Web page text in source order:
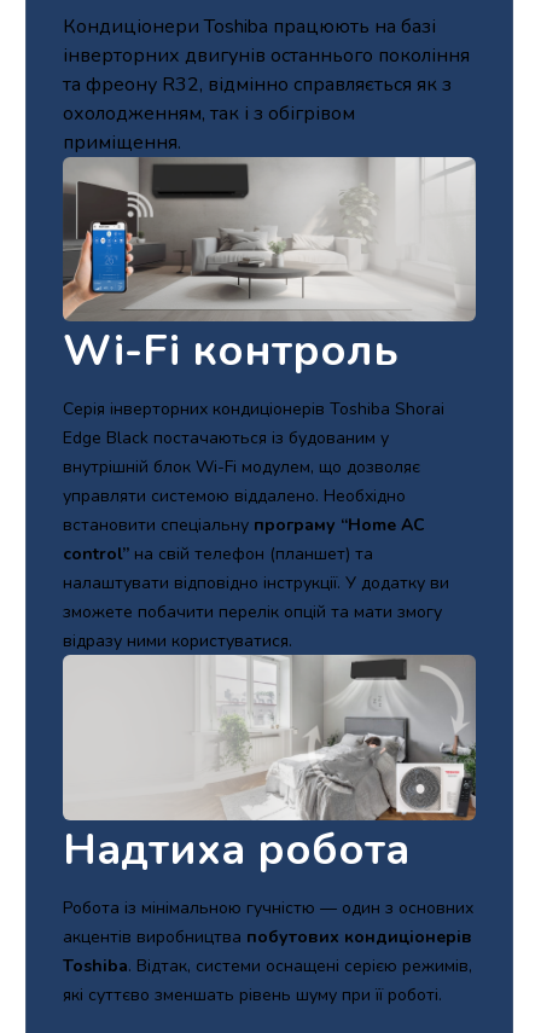
Кондиціонери Toshiba працюють на базі
інверторних двигунів останнього покоління
та фреону R32, відмінно справляється як з
охолодженням, так і з обігрівом
приміщення.
Wi-Fi контроль
Серія інверторних кондиціонерів Toshiba Shorai
Edge Black постачаються із будованим у
внутрішній блок Wi-Fi модулем, що дозволяє
управляти системою віддалено. Необхідно
встановити спеціальну програму “Home AC
control” на свій телефон (планшет) та
налаштувати відповідно інструкції. У додатку ви
зможете побачити перелік опцій та мати змогу
відразу ними користуватися.
Надтиха робота
Робота із мінімальною гучністю — один з основних
акцентів виробництва побутових кондиціонерів
Toshiba. Відтак, системи оснащені серією режимів,
які суттєво зменшать рівень шуму при її роботі.